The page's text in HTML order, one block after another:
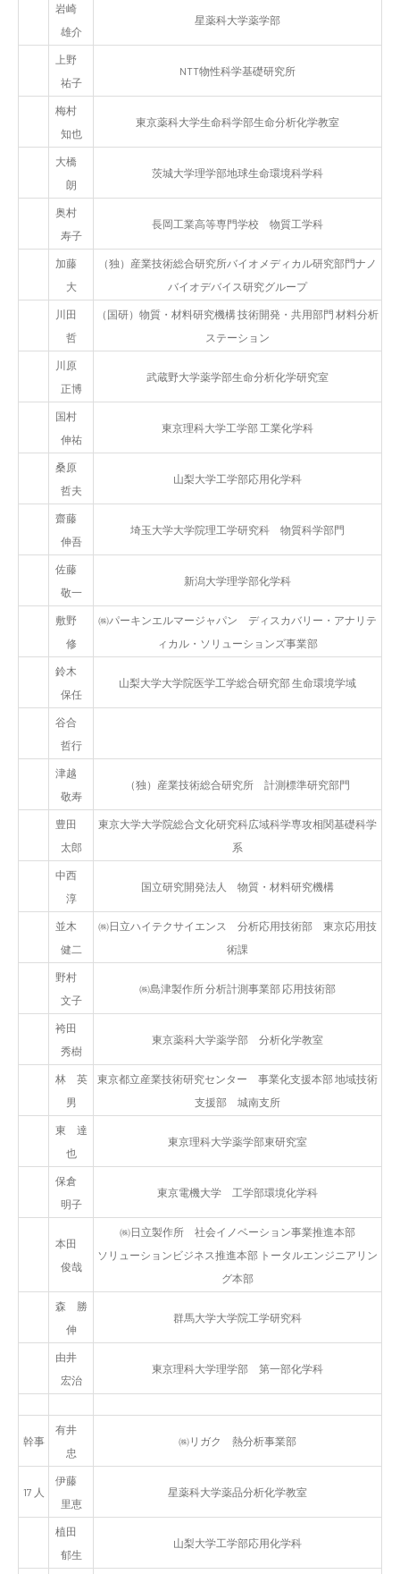
岩崎
雄介
星薬科大学薬学部
上野
祐子
NTT物性科学基礎研究所
梅村
知也
東京薬科大学生命科学部生命分析化学教室
大橋
朗
茨城大学理学部地球生命環境科学科
奥村
寿子
長岡工業高等専門学校 物質工学科
加藤
大
（独）産業技術総合研究所バイオメディカル研究部門ナノ
バイオデバイス研究グループ
川田
哲
（国研）物質・材料研究機構 技術開発・共用部門 材料分析
ステーション
川原
正博
武蔵野大学薬学部生命分析化学研究室
国村
伸祐
東京理科大学工学部 工業化学科
桑原
哲夫
山梨大学工学部応用化学科
齋藤
伸吾
埼玉大学大学院理工学研究科 物質科学部門
佐藤
敬一
新潟大学理学部化学科
敷野
修
㈱パーキンエルマージャパン ディスカバリー・アナリテ
ィカル・ソリューションズ事業部
鈴木
保任
山梨大学大学院医学工学総合研究部 生命環境学域
谷合
哲行
津越
敬寿
（独）産業技術総合研究所 計測標準研究部門
豊田
太郎
東京大学大学院総合文化研究科広域科学専攻相関基礎科学
系
中西
淳
国立研究開発法人 物質・材料研究機構
並木
健二
㈱日立ハイテクサイエンス 分析応用技術部 東京応用技
術課
野村
文子
㈱島津製作所 分析計測事業部 応用技術部
袴田
秀樹
東京薬科大学薬学部 分析化学教室
林 英
男
東京都立産業技術研究センター 事業化支援本部 地域技術
支援部 城南支所
東 達
也
東京理科大学薬学部東研究室
保倉
明子
東京電機大学 工学部環境化学科
本田
俊哉
㈱日立製作所 社会イノベーション事業推進本部
ソリューションビジネス推進本部 トータルエンジニアリン
グ本部
森 勝
伸
群馬大学大学院工学研究科
由井
宏治
東京理科大学理学部 第一部化学科
幹事
有井
忠
㈱リガク 熱分析事業部
17 人
伊藤
里恵
星薬科大学薬品分析化学教室
植田
郁生
山梨大学工学部応用化学科